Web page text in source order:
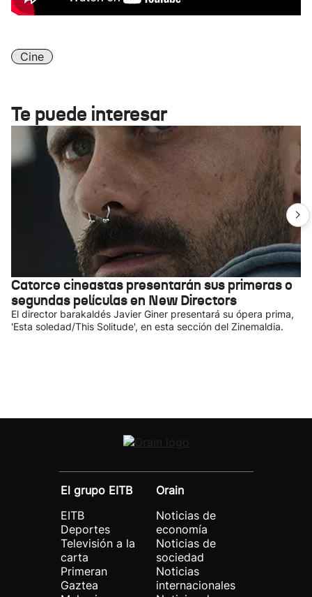
Cine
Te puede interesar
Catorce cineastas presentarán sus primeras o
segundas películas en New Directors
El director barakaldés Javier Giner presentará su ópera prima,
'Esta soledad/This Solitude', en esta sección del Zinemaldia.
El grupo EITB
EITB
Deportes
Televisión a la
carta
Primeran
Gaztea
Orain
Noticias de
economía
Noticias de
sociedad
Noticias
internacionales